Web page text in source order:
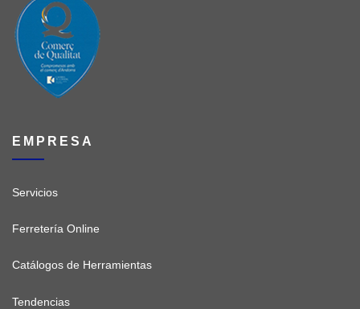
EMPRESA
Servicios
Ferretería Online
Catálogos de Herramientas
Tendencias